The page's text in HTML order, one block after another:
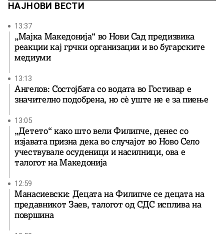
НАЈНОВИ ВЕСТИ
13:37
„Мајка Македонија“ во Нови Сад предизвика
реакции кај грчки организации и во бугарските
медиуми
13:13
Ангелов: Состојбата со водата во Гостивар е
значително подобрена, но сè уште не е за пиење
13:05
„Детето“ како што вели Филипче, денес со
изјавата призна дека во случајот во Ново Село
учествувале осуденици и насилници, ова е
талогот на Македонија
12:59
Манасиевски: Децата на Филипче се децата на
предавникот Заев, талогот од СДС исплива на
површина